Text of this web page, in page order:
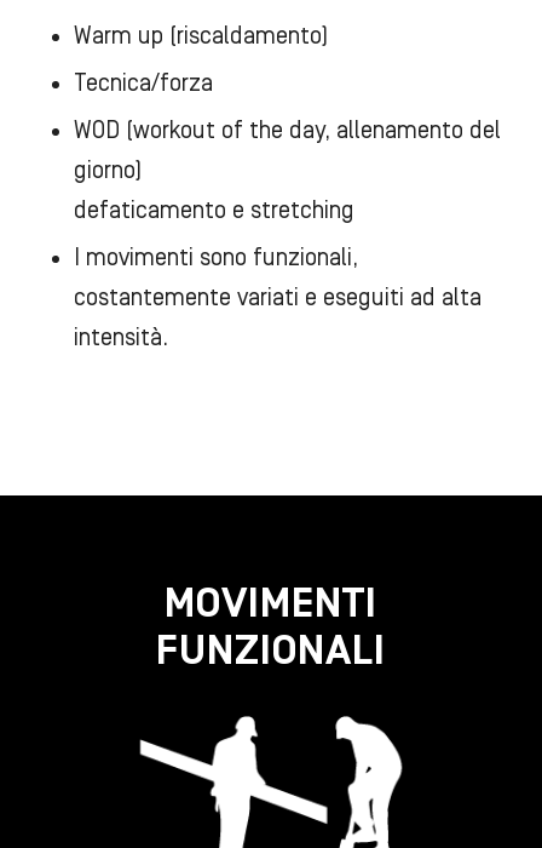
Warm up (riscaldamento)
Tecnica/forza
WOD (workout of the day, allenamento del
giorno)
defaticamento e stretching
I movimenti sono funzionali,
costantemente variati e eseguiti ad alta
intensità.
MOVIMENTI
FUNZIONALI